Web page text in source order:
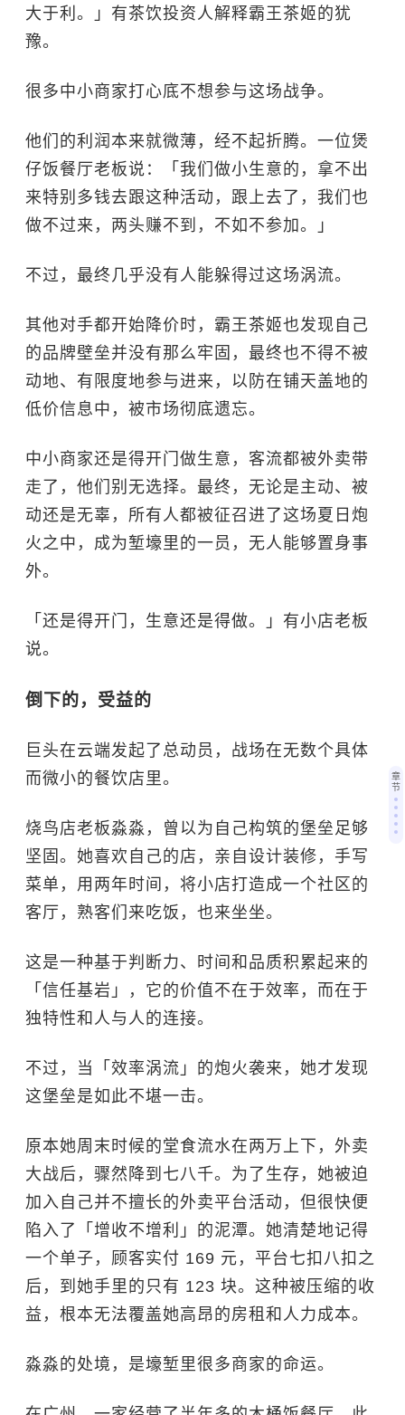
大于利。」有茶饮投资人解释霸王茶姬的犹
豫。
很多中小商家打心底不想参与这场战争。
他们的利润本来就微薄，经不起折腾。一位煲
仔饭餐厅老板说：「我们做小生意的，拿不出
来特别多钱去跟这种活动，跟上去了，我们也
做不过来，两头赚不到，不如不参加。」
不过，最终几乎没有人能躲得过这场涡流。
其他对手都开始降价时，霸王茶姬也发现自己
的品牌壁垒并没有那么牢固，最终也不得不被
动地、有限度地参与进来，以防在铺天盖地的
低价信息中，被市场彻底遗忘。
中小商家还是得开门做生意，客流都被外卖带
走了，他们别无选择。最终，无论是主动、被
动还是无辜，所有人都被征召进了这场夏日炮
火之中，成为堑壕里的一员，无人能够置身事
外。
「还是得开门，生意还是得做。」有小店老板
说。
倒下的，受益的
巨头在云端发起了总动员，战场在无数个具体
而微小的餐饮店里。
烧鸟店老板淼淼，曾以为自己构筑的堡垒足够
坚固。她喜欢自己的店，亲自设计装修，手写
菜单，用两年时间，将小店打造成一个社区的
客厅，熟客们来吃饭，也来坐坐。
这是一种基于判断力、时间和品质积累起来的
「信任基岩」，它的价值不在于效率，而在于
独特性和人与人的连接。
不过，当「效率涡流」的炮火袭来，她才发现
这堡垒是如此不堪一击。
原本她周末时候的堂食流水在两万上下，外卖
大战后，骤然降到七八千。为了生存，她被迫
加入自己并不擅长的外卖平台活动，但很快便
陷入了「增收不增利」的泥潭。她清楚地记得
一个单子，顾客实付 169 元，平台七扣八扣之
后，到她手里的只有 123 块。这种被压缩的收
益，根本无法覆盖她高昂的房租和人力成本。
淼淼的处境，是壕堑里很多商家的命运。
章
节